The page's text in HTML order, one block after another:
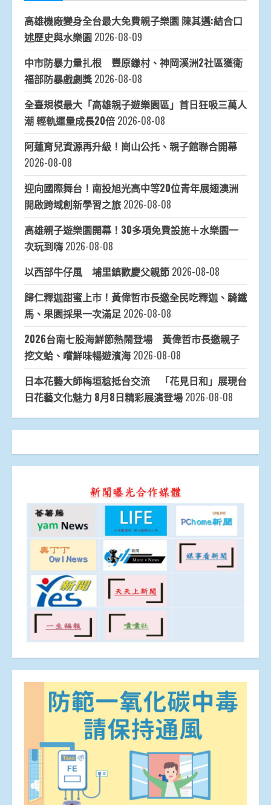
高雄機廠變身全台最大免費親子樂園 陳其邁:結合口
述歷史與水樂園 2026-08-09
中市防暴力量扎根 豐原鎌村、神岡溪洲2社區獲衛
福部防暴戲劇獎 2026-08-08
全臺規模最大「高雄親子遊樂園區」首日狂吸三萬人
潮 輕軌運量成長20倍 2026-08-08
阿蓮育兒資源再升級！崗山公托、親子館聯合開幕
2026-08-08
迎向國際舞台！南投旭光高中等20位青年展翅澳洲
開啟跨域創新學習之旅 2026-08-08
高雄親子遊樂園開幕！30多項免費設施＋水樂園一
次玩到嗨 2026-08-08
以西部牛仔風 埔里鎮歡慶父親節 2026-08-08
歸仁釋迦甜蜜上市！黃偉哲市長邀全民吃釋迦、騎鐵
馬、果園採果一次滿足 2026-08-08
2026台南七股海鮮節熱鬧登場 黃偉哲市長邀親子
挖文蛤、嚐鮮味暢遊濱海 2026-08-08
日本花藝大師梅垣稔抵台交流 「花見日和」展現台
日花藝文化魅力 8月8日精彩展演登場 2026-08-08